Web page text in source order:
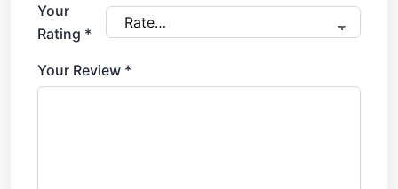
Your
Rating *
Your Review *